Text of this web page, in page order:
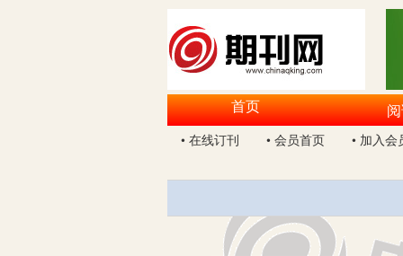
首页
• 在线订刊 • 会员首页 • 加入会